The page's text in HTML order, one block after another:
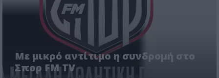
Με μικρό αντίτιμο η συνδρομή στο
Σπορ FM TV